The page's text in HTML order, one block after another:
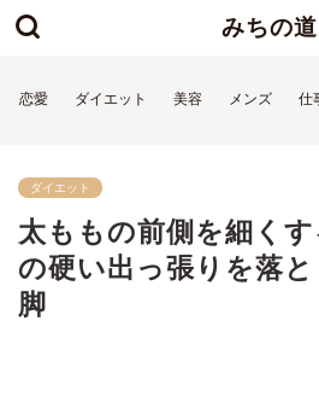
みちの道
恋愛 ダイエット 美容 メンズ 仕
ダイエット
太ももの前側を細く
の硬い出っ張りを落
脚